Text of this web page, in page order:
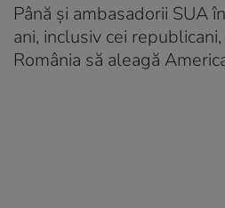
Până și ambasadorii SUA
ani, inclusiv cei
România să aleagă